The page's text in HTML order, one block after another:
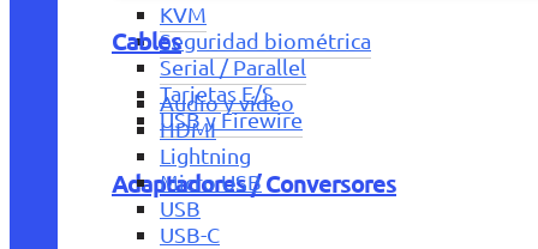
KVM
Seguridad biométrica
Serial / Parallel
Tarjetas E/S
USB y Firewire
Adaptadores / Conversores
Cables
Audio y vídeo
HDMI
Lightning
Micro USB
USB
USB-C